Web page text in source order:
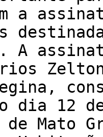
a
A
dia 12
de Mato